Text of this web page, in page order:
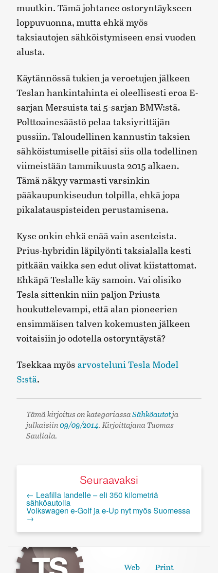
muutkin. Tämä johtanee ostoryntäykseen
loppuvuonna, mutta ehkä myös
taksiautojen sähköistymiseen ensi vuoden
alusta.
Käytännössä tukien ja veroetujen jälkeen
Teslan hankintahinta ei oleellisesti eroa E-
sarjan Mersuista tai 5-sarjan BMW:stä.
Polttoainesäästö pelaa taksiyrittäjän
pussiin. Taloudellinen kannustin taksien
sähköistumiselle pitäisi siis olla todellinen
viimeistään tammikuusta 2015 alkaen.
Tämä näkyy varmasti varsinkin
pääkaupunkiseudun tolpilla, ehkä jopa
pikalatauspisteiden perustamisena.
Kyse onkin ehkä enää vain asenteista.
Prius-hybridin läpilyönti taksialalla kesti
pitkään vaikka sen edut olivat kiistattomat.
Ehkäpä Teslalle käy samoin. Vai olisiko
Tesla sittenkin niin paljon Priusta
houkuttelevampi, että alan pioneerien
ensimmäisen talven kokemusten jälkeen
voitaisiin jo odotella ostoryntäystä?
Tsekkaa myösarvosteluni Tesla Model
S:stä.
Tämä kirjoitus on kategoriassaSähköautotja
julkaisiin09/09/2014. Kirjoittajana Tuomas
Sauliala.
Seuraavaksi
← Leafilla landelle – eli 350 kilometriä
sähköautolla
Volkswagen e-Golf ja e-Up nyt myös Suomessa
→
Tuomas Sauliala Web Portfolio
Web
Print